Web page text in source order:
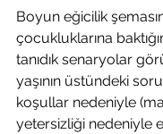
Boyun eğicilik
çocukluklarına
tanıdık senaryolar
yaşının üstündeki
koşullar nedeniyle
yetersizliği nedeniyle